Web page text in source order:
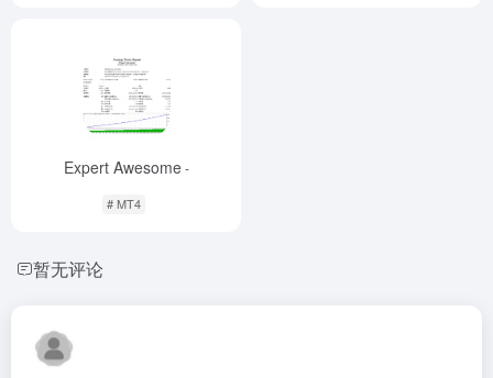
Expert Awesome-
# MT4
暂无评论